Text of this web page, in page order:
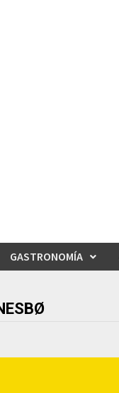
GASTRONOMÍA